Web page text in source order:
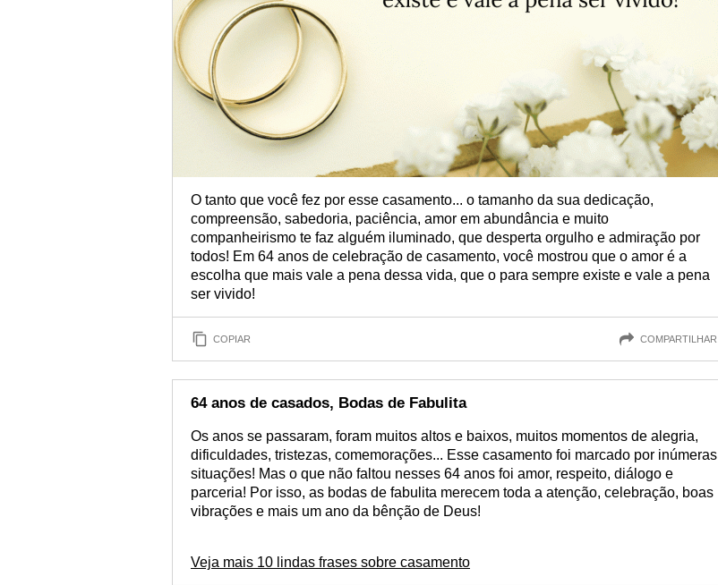
O tanto que você fez por esse casamento... o tamanho da sua dedicação,
compreensão, sabedoria, paciência, amor em abundância e muito
companheirismo te faz alguém iluminado, que desperta orgulho e admiração por
todos! Em 64 anos de celebração de casamento, você mostrou que o amor é a
escolha que mais vale a pena dessa vida, que o para sempre existe e vale a pena
ser vivido!
COPIAR COMPARTILHAR
64 anos de casados, Bodas de Fabulita
Os anos se passaram, foram muitos altos e baixos, muitos momentos de alegria,
dificuldades, tristezas, comemorações... Esse casamento foi marcado por inúmeras
situações! Mas o que não faltou nesses 64 anos foi amor, respeito, diálogo e
parceria! Por isso, as bodas de fabulita merecem toda a atenção, celebração, boas
vibrações e mais um ano da bênção de Deus!
Veja mais 10 lindas frases sobre casamento